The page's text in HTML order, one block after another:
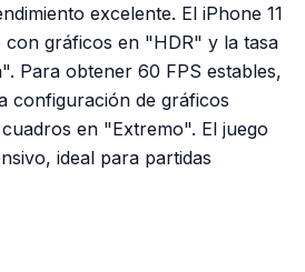
excelente. El iPhone 11
gráficos en "HDR" y la tasa
Para obtener 60 FPS estables,
configuración de gráficos
en "Extremo". El juego
ideal para partidas